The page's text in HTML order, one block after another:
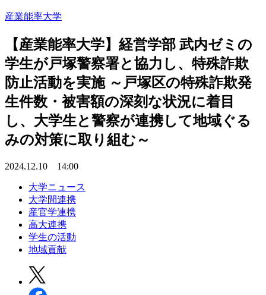
産業能率大学
【産業能率大学】経営学部 武内ゼミの
学生が戸塚警察署と協力し、特殊詐欺
防止活動を実施 ～戸塚区の特殊詐欺発
生件数・被害額の深刻な状況に着目
し、大学生と警察が連携して地域ぐる
みの対策に取り組む～
2024.12.10 14:00
大学ニュース
大学間連携
産官学連携
高大連携
学生の活動
地域貢献